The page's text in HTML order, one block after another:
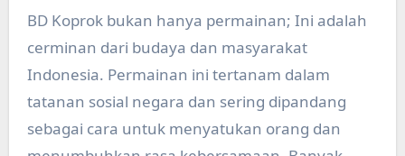
BD Koprok bukan hanya permainan; Ini adalah
cerminan dari budaya dan masyarakat
Indonesia. Permainan ini tertanam dalam
tatanan sosial negara dan sering dipandang
sebagai cara untuk menyatukan orang dan